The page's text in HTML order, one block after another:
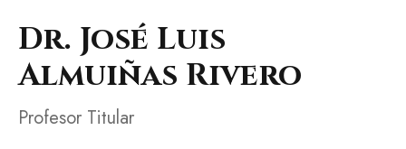
Dr. José Luis
Almuiñas Rivero
Profesor Titular